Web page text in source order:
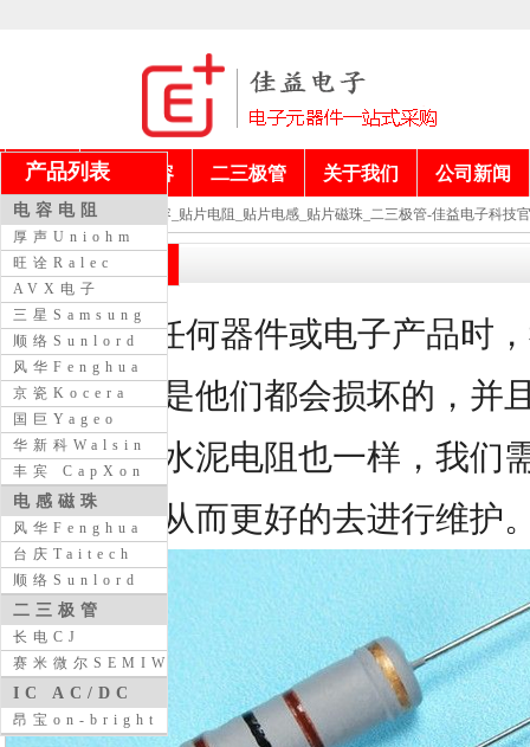
首页 电阻电容 二三极管 关于我们 公司新闻
当前位置： 贴片电容_贴片电阻_贴片电感_贴片磁珠_二三极管-佳益电子科技
电阻器损坏特点
在使用任何器件或电子产品时
点，那就是他们都会损坏的，并
的特点，水泥电阻也一样，我们
坏特点，从而更好的去进行维护
产品列表
电容电阻
厚声Uniohm
旺诠Ralec
AVX电子
三星Samsung
顺络Sunlord
风华Fenghua
京瓷Kocera
国巨Yageo
华新科Walsin
丰宾 CapXon
电感磁珠
风华Fenghua
台庆Taitech
顺络Sunlord
二三极管
长电CJ
赛米微尔SEMIWILL
IC AC/DC
昂宝on-bright